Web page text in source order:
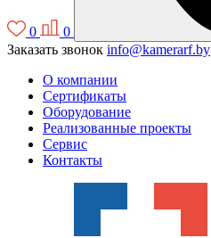
0
0
Заказать звонок info@kamerarf.by
О компании
Сертификаты
Оборудование
Реализованные проекты
Сервис
Контакты